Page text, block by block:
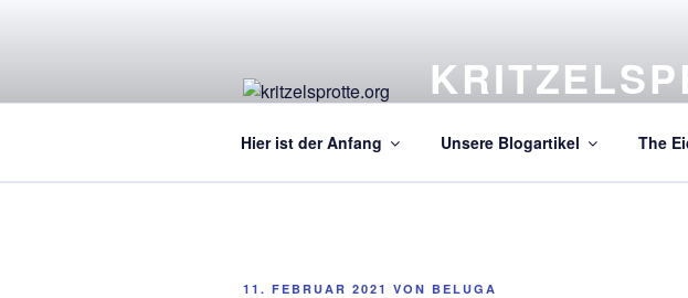
Hier ist der Anfang Unsere Blogartikel The
VERÖFFENTLICHT
11. FEBRUAR 2021 VON BELUGA